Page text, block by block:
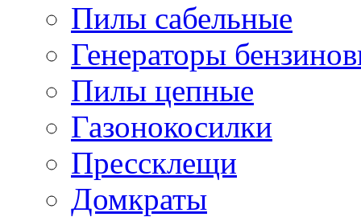
Пилы сабельные
Генераторы
Пилы цепные
Газонокосилки
Прессклещи
Домкраты